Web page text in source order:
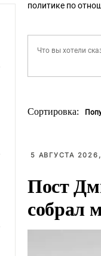
политике по
Сортировка:
5 АВГУСТА
Пост
собрал